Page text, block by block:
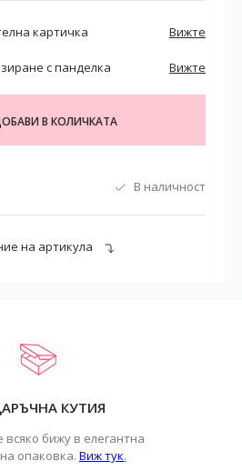
картичка Вижте
с панделка Вижте
В КОЛИЧКАТА
В наличност
на артикула
КУТИЯ
всяко бижу в елегантна
опаковка. Виж тук.